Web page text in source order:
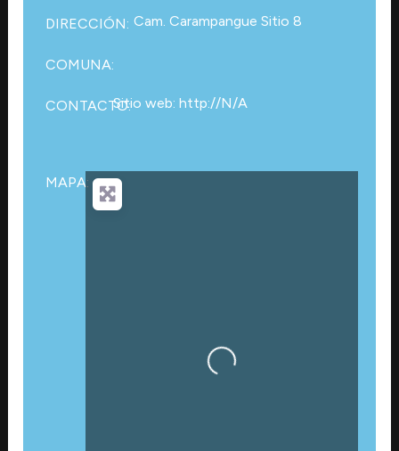
DIRECCIÓN: Cam. Carampangue Sitio 8
COMUNA:
CONTACTO:Sitio web: http://N/A
MAPA:
Cargando…